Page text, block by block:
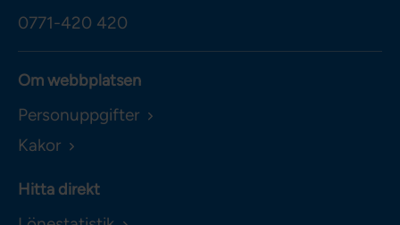
0771-420 420
Om webbplatsen
Personuppgifter
Kakor
Hitta direkt